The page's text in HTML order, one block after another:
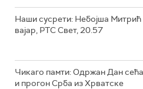
Наши сусрети: Небојша Митрић
вајар, РТС Свет, 20.57
Чикаго памти: Одржан Дан
и прогон Срба из Хрватске